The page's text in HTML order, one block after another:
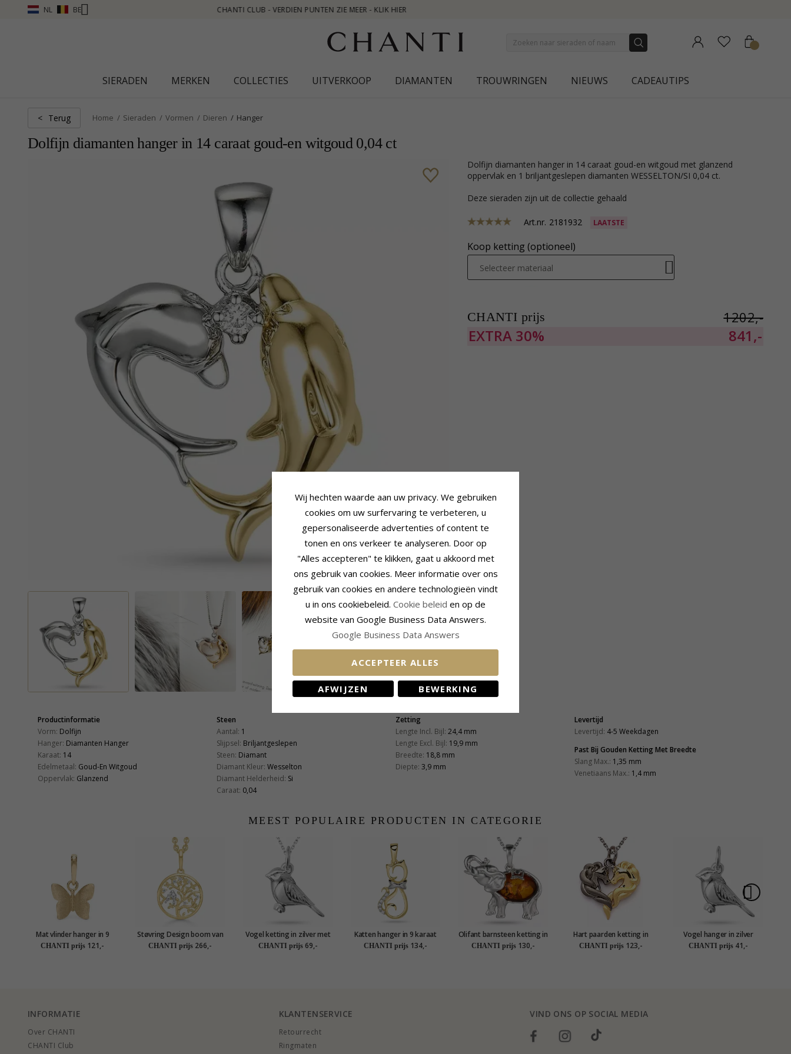
NL BE
- VERDIEN PUNTEN ZIE MEER - KLIK HIER
SIERADEN MERKEN COLLECTIES UITVERKOOP DIAMANTEN TROUWRINGEN NIEUWS CADEAUTIPS
< Terug Home Sieraden Vormen Dieren Hanger
Dolfijn diamanten hanger in 14 caraat goud-en witgoud 0,04 ct
dolfijn diamanten hanger in 14 caraat goud-en witgoud met glanzend
oppervlak en 1 briljantgeslepen diamanten WESSELTON/SI 0,04 ct.
Deze sieraden zijn uit de collectie gehaald
Art.nr. 2181932 LAATSTE
Koop ketting (optioneel)
Selecteer materiaal
CHANTI prijs 1202,-
EXTRA 30% 841,-
Productinformatie
Vorm: Dolfijn
Hanger: Diamanten Hanger
Karaat: 14
Edelmetaal: Goud-En Witgoud
Oppervlak: Glanzend
Steen
Aantal: 1
Slijpsel: Briljantgeslepen
Steen: Diamant
Diamant Kleur: Wesselton
Diamant Helderheid: Si
Caraat: 0,04
Zetting
Lengte Incl. Bijl: 24,4 mm
Lengte Excl. Bijl: 19,9 mm
Breedte: 18,8 mm
Diepte: 3,9 mm
Levertijd
Levertijd: 4-5 Weekdagen
Past Bij Gouden Ketting Met Breedte
Slang Max.: 1,35 mm
Venetiaans Max.: 1,4 mm
MEEST POPULAIRE PRODUCTEN IN CATEGORIE
Mat vlinder hanger in 9
karaat goud - Gold
Collection
CHANTI prijs 121,-
Støvring Design boom van
het leven ketting met
hanger in 8 karaat goud
CHANTI prijs 266,-
Vogel ketting in zilver met
hanger in zilver
CHANTI prijs 69,-
Katten hanger in 9 karaat
goud - Gold Collection
CHANTI prijs 134,-
Olifant barnsteen ketting in
zilver met hanger in zilver
CHANTI prijs 130,-
Hart paarden ketting in
verguld sterlingzilver met
hanger in zilver en verguld
CHANTI prijs 123,-
Vogel hanger in zilver
CHANTI prijs 41,-
INFORMATIE
Over CHANTI
CHANTI Club
KLANTENSERVICE
Retourrecht
Ringmaten
VIND ONS OP SOCIAL MEDIA
Wij hechten waarde aan uw privacy. We gebruiken
cookies om uw surfervaring te verbeteren, u
gepersonaliseerde advertenties of content te
tonen en ons verkeer te analyseren. Door op
"Alles accepteren" te klikken, gaat u akkoord met
ons gebruik van cookies. Meer informatie over ons
gebruik van cookies en andere technologieën vindt
u in ons cookiebeleid. Cookie beleid en op de
website van Google Business Data Answers.
Google Business Data Answers
ACCEPTEER ALLES
AFWIJZEN BEWERKING